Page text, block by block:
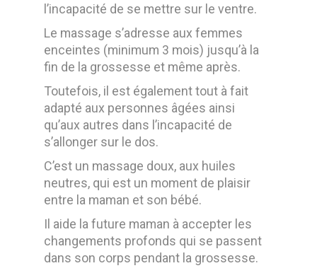
l’incapacité de se mettre sur le ventre.
Le massage s’adresse aux femmes
enceintes (minimum 3 mois) jusqu’à la
fin de la grossesse et même après.
Toutefois, il est également tout à fait
adapté aux personnes âgées ainsi
qu’aux autres dans l’incapacité de
s’allonger sur le dos.
C’est un massage doux, aux huiles
neutres, qui est un moment de plaisir
entre la maman et son bébé.
Il aide la future maman à accepter les
changements profonds qui se passent
dans son corps pendant la grossesse.